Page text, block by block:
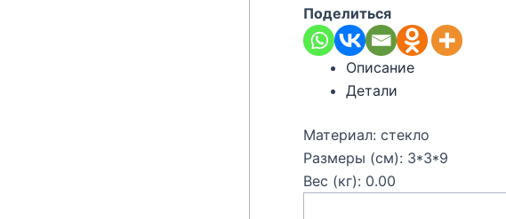
Поделиться
Описание
Детали
Материал: стекло
Размеры (см): 3*3*9
Вес (кг): 0.00